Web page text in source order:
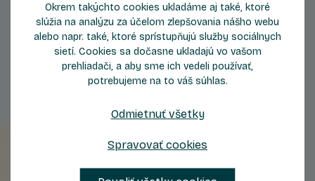
Byty
so západom slnka
Byty
obklopené zeleňou
Nechajte nám kontakt
Okrem takýchto cookies ukladáme aj také, ktoré
slúžia na analýzu za účelom zlepšovania nášho webu
alebo napr. také, ktoré sprístupňujú služby sociálnych
sietí. Cookies sa dočasne ukladajú vo vašom
prehliadači, a aby sme ich vedeli používať,
potrebujeme na to váš súhlas.
Odmietnuť všetky
Spravovať cookies